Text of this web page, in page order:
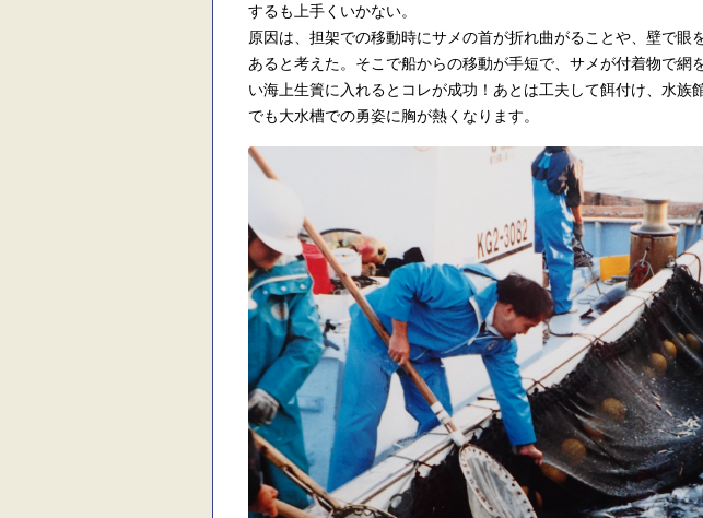
するも上手くいかない。
原因は、担架での移動時にサメの首が折れ曲がることや、壁で眼
あると考えた。そこで船からの移動が手短で、サメが付着物で網
い海上生簀に入れるとコレが成功！あとは工夫して餌付け、水族
でも大水槽での勇姿に胸が熱くなります。